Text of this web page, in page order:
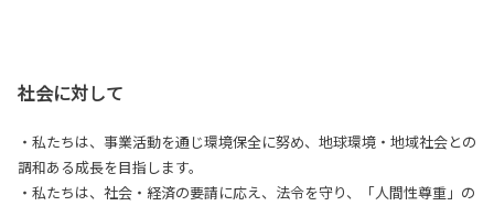
社会に対して
・私たちは、事業活動を通じ環境保全に努め、地球環境・地域社会との
調和ある成長を目指します。
・私たちは、社会・経済の要請に応え、法令を守り、「人間性尊重」の